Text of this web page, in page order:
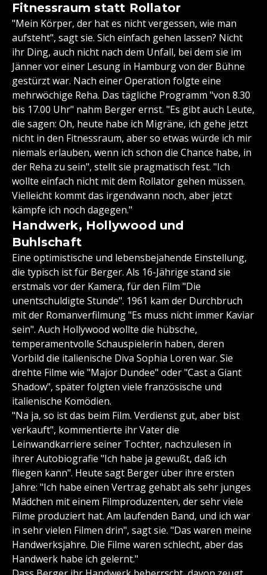
Fitnessraum statt Rollator
"Mein Körper, der hat es nicht vergessen, wie man
aufsteht", sagt sie. Sich einfach gehen lassen? Nicht
ihr Ding, auch nicht nach dem Unfall, bei dem sie im
Jänner vor einer Lesung in Hamburg von der Bühne
gestürzt war. Nach einer Operation folgte eine
mehrwöchige Reha. Das tägliche Programm "von 8.30
bis 17.00 Uhr" nahm Berger ernst. "Es gibt auch Leute,
die sagen: Oh, heute habe ich Migräne, ich gehe jetzt
nicht in den Fitnessraum, aber so etwas würde ich mir
niemals erlauben, wenn ich schon die Chance habe, in
der Reha zu sein", stellt sie pragmatisch fest. "Ich
wollte einfach nicht mit dem Rollator gehen müssen.
Vielleicht kommt das irgendwann noch, aber jetzt
kämpfe ich noch dagegen."
Handwerk, Hollywood und
Buhlschaft
Eine optimistische und lebensbejahende Einstellung,
die typisch ist für Berger. Als 16-Jährige stand sie
erstmals vor der Kamera, für den Film "Die
unentschuldigte Stunde". 1961 kam der Durchbruch
mit der Romanverfilmung "Es muss nicht immer Kaviar
sein". Auch Hollywood wollte die hübsche,
temperamentvolle Schauspielerin haben, deren
Vorbild die italienische Diva Sophia Loren war. Sie
drehte Filme wie "Major Dundee" oder "Cast a Giant
Shadow", später folgten viele französische und
italienische Komödien.
"Na ja, so ist das beim Film. Verdienst gut, aber bist
verkauft", kommentierte ihr Vater die
Leinwandkarriere seiner Tochter, nachzulesen in
ihrer Autobiografie "Ich habe ja gewußt, daß ich
fliegen kann". Heute sagt Berger über ihre ersten
Jahre: "Ich habe einen Vertrag gehabt als sehr junges
Mädchen mit einem Filmproduzenten, der sehr viele
Filme produziert hat. Am laufenden Band, und ich war
in sehr vielen Filmen drin", sagt sie. "Das waren meine
Handwerksjahre. Die Filme waren schlecht, aber das
Handwerk habe ich gelernt."